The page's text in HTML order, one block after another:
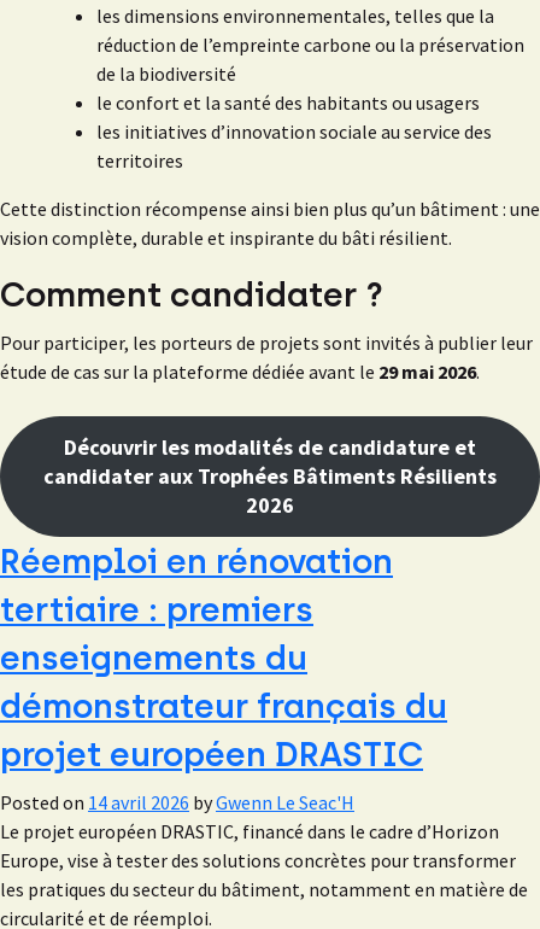
les dimensions environnementales, telles que la
réduction de l’empreinte carbone ou la préservation
de la biodiversité
le confort et la santé des habitants ou usagers
les initiatives d’innovation sociale au service des
territoires
Cette distinction récompense ainsi bien plus qu’un bâtiment : une
vision complète, durable et inspirante du bâti résilient.
Comment candidater ?
Pour participer, les porteurs de projets sont invités à publier leur
étude de cas sur la plateforme dédiée avant le 29 mai 2026.
Découvrir les modalités de candidature et
candidater aux Trophées Bâtiments Résilients
2026
Réemploi en rénovation
tertiaire : premiers
enseignements du
démonstrateur français du
projet européen DRASTIC
Posted on 14 avril 2026 byGwenn Le Seac'H
Le projet européen DRASTIC, financé dans le cadre d’Horizon
Europe, vise à tester des solutions concrètes pour transformer
les pratiques du secteur du bâtiment, notamment en matière de
circularité et de réemploi.